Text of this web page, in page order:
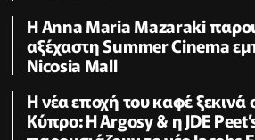
Η Anna Maria Mazaraki
αξέχαστη Summer Cinema
Nicosia Mall
Η νέα εποχή του καφέ ξεκινά
Κύπρο: Η Argosy & η JDE